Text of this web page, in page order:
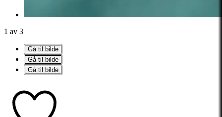
1 av 3
Gå til bilde
Gå til bilde
Gå til bilde